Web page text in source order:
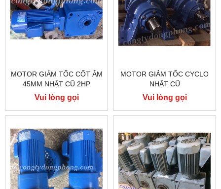
MOTOR GIẢM TỐC CỐT ÂM
45MM NHẬT CŨ 2HP
Vui lòng gọi
MOTOR GIẢM TỐC CYCLO
NHẬT CŨ
Vui lòng gọi